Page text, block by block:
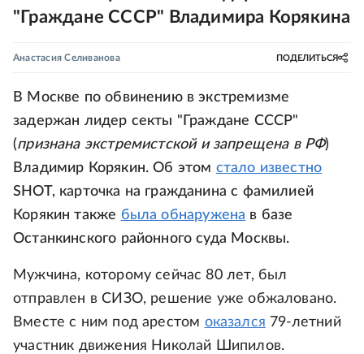
"Граждане СССР" Владимира Корякина
Анастасия Селиванова ПОДЕЛИТЬСЯ
В Москве по обвинению в экстремизме
задержан лидер секты "Граждане СССР"
(признана экстремистской и запрещена в РФ)
Владимир Корякин. Об этом стало известно
SHOT, карточка на гражданина с фамилией
Корякин также была обнаружена в базе
Останкинского районного суда Москвы.
Мужчина, которому сейчас 80 лет, был
отправлен в СИЗО, решение уже обжаловано.
Вместе с ним под арестом оказался 79-летний
участник движения Николай Шипилов.